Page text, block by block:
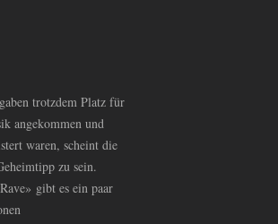
trotzdem Platz für
angekommen und
waren, scheint die
zu sein.
gibt es ein paar